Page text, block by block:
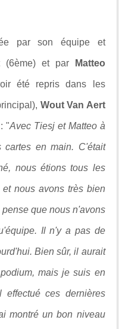
par son équipe et
(6ème) et par Matteo
été repris dans les
Wout Van Aert
"Avec Tiesj et Matteo à
cartes en main. C'était
nous étions tous les
nous avons très bien
que nous n'avons
Il n'y a pas de
Bien sûr, il aurait
mais je suis en
ces dernières
montré un bon niveau